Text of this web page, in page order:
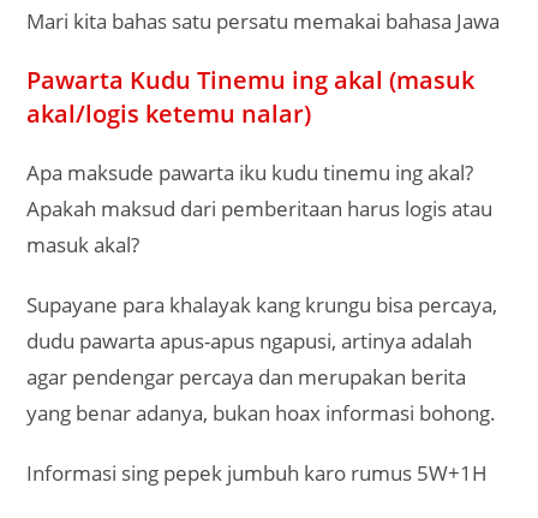
Mari kita bahas satu persatu memakai bahasa Jawa
Pawarta Kudu Tinemu ing akal (masuk
akal/logis ketemu nalar)
Apa maksude pawarta iku kudu tinemu ing akal?
Apakah maksud dari pemberitaan harus logis atau
masuk akal?
Supayane para khalayak kang krungu bisa percaya,
dudu pawarta apus-apus ngapusi, artinya adalah
agar pendengar percaya dan merupakan berita
yang benar adanya, bukan hoax informasi bohong.
Informasi sing pepek jumbuh karo rumus 5W+1H